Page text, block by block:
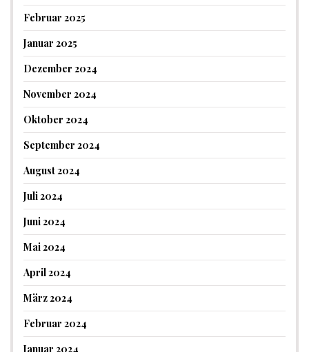
Februar 2025
Januar 2025
Dezember 2024
November 2024
Oktober 2024
September 2024
August 2024
Juli 2024
Juni 2024
Mai 2024
April 2024
März 2024
Februar 2024
Januar 2024